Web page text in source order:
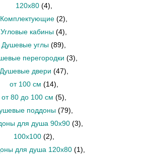
120х80 (4)
Комплектующие (2)
Угловые кабины (4)
Душевые углы (89)
перегородки (3)
Душевые двери (47)
от 100 см (14)
от 80 до 100 см (5)
поддоны (79)
для душа 90х90 (3)
100x100 (2)
для душа 120х80 (1)